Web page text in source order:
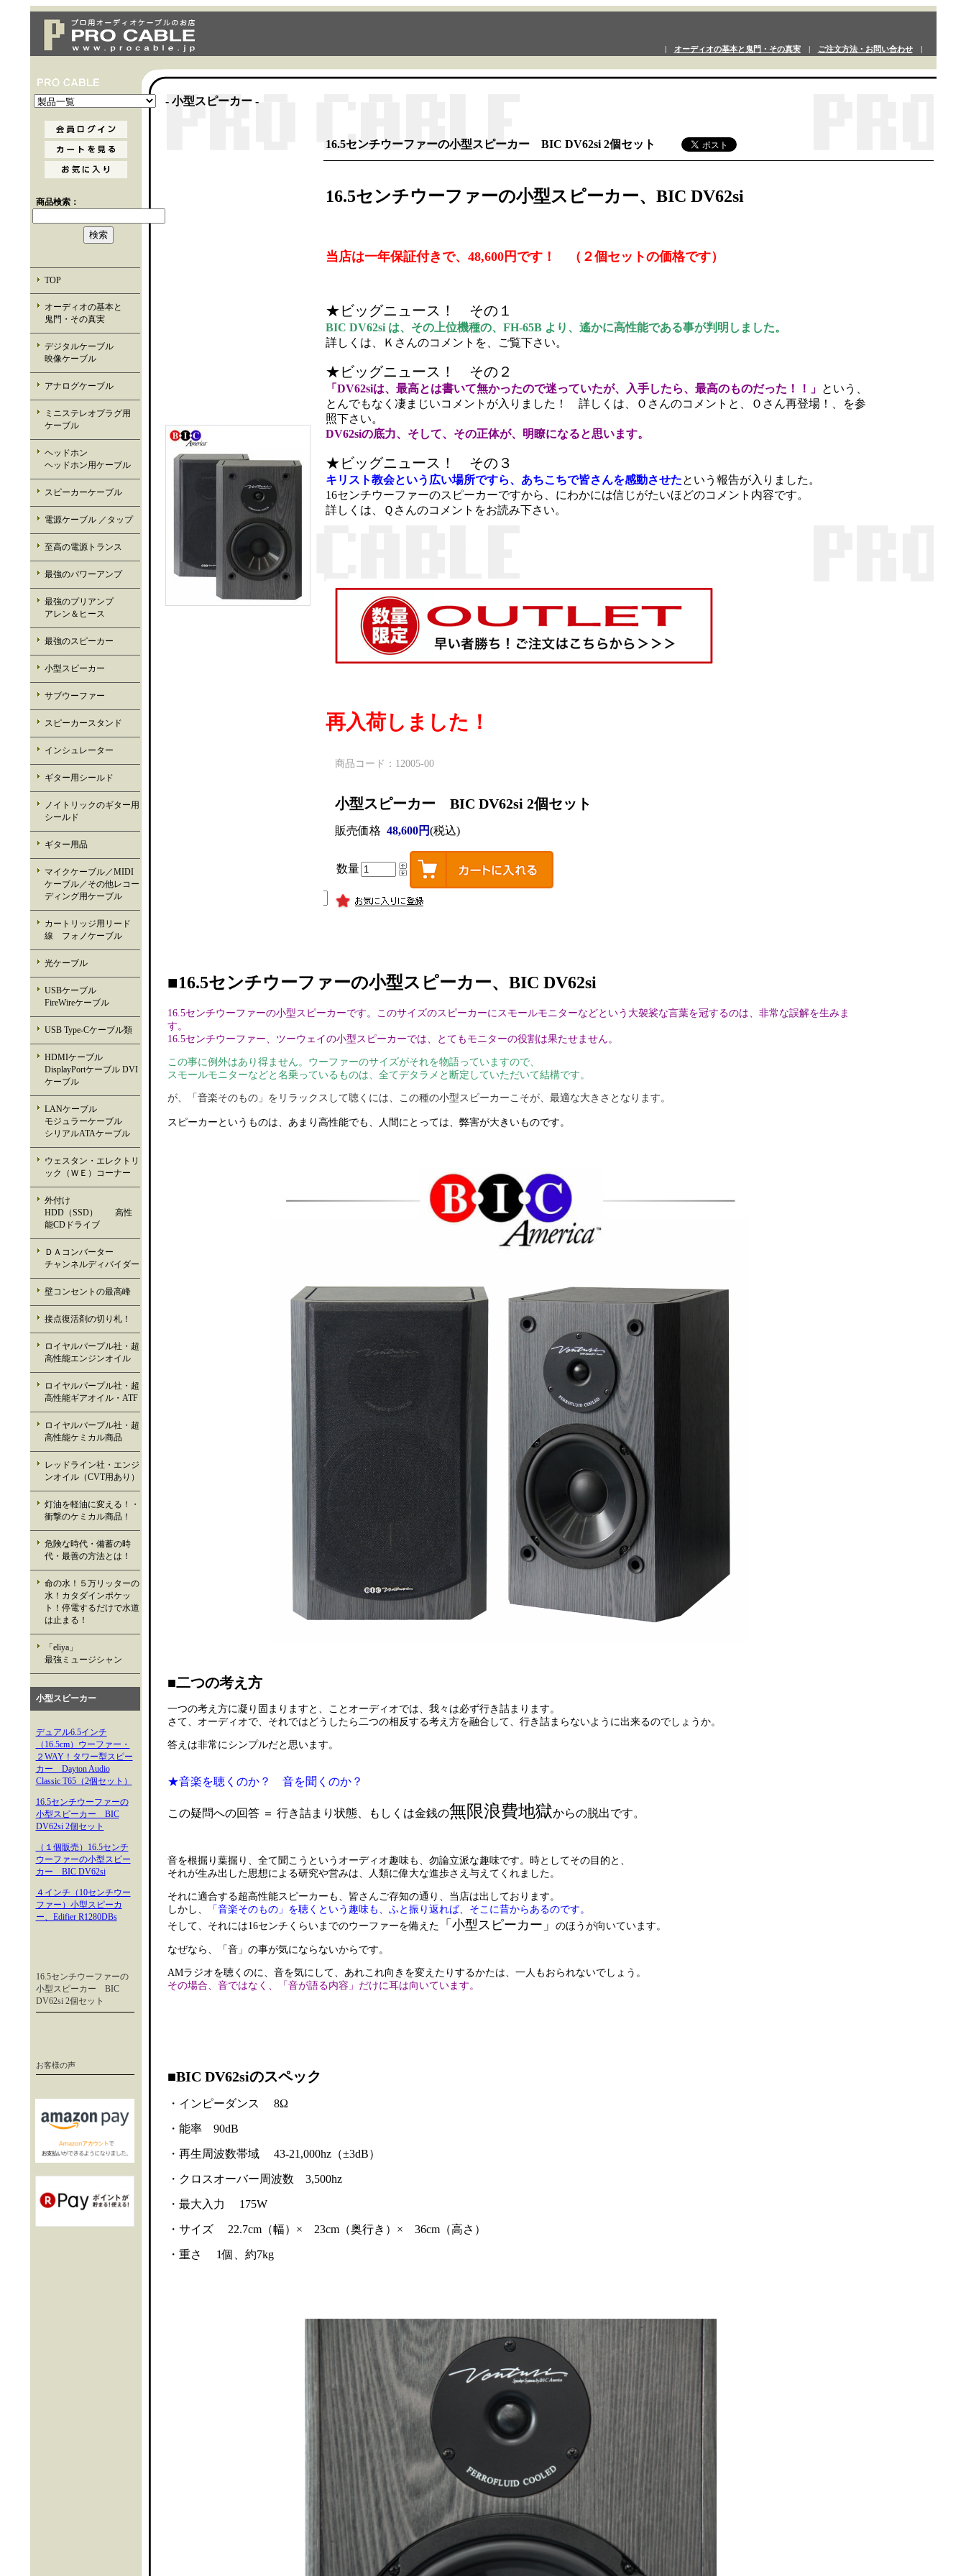
オーディオの基本と鬼門・その真実| ご注文方法・お問い合わせ|
商品検索：
TOP
オーディオの基本と
鬼門・その真実
デジタルケーブル
映像ケーブル
アナログケーブル
ミニステレオプラグ用
ケーブル
ヘッドホン
ヘッドホン用ケーブル
スピーカーケーブル
電源ケーブル ／タップ
至高の電源トランス
最強のパワーアンプ
最強のプリアンプ
アレン＆ヒース
最強のスピーカー
小型スピーカー
サブウーファー
スピーカースタンド
インシュレーター
ギター用シールド
ノイトリックのギター用
シールド
ギター用品
マイクケーブル／MIDI
ケーブル／その他レコー
ディング用ケーブル
カートリッジ用リード
線 フォノケーブル
光ケーブル
USBケーブル
FireWireケーブル
USB Type-Cケーブル類
HDMIケーブル
DisplayPortケーブル DVI
ケーブル
LANケーブル
モジュラーケーブル
シリアルATAケーブル
ウェスタン・エレクトリ
ック（ＷＥ）コーナー
外付け
HDD（SSD） 高性
能CDドライブ
ＤＡコンバーター
チャンネルディバイダー
壁コンセントの最高峰
接点復活剤の切り札！
ロイヤルパープル社・超
高性能エンジンオイル
ロイヤルパープル社・超
高性能ギアオイル・ATF
ロイヤルパープル社・超
高性能ケミカル商品
レッドライン社・エンジ
ンオイル（CVT用あり）
灯油を軽油に変える！・
衝撃のケミカル商品！
危険な時代・備蓄の時
代・最善の方法とは！
命の水！５万リッターの
水！カタダインポケッ
ト！停電するだけで水道
は止まる！
「eliya」
最強ミュージシャン
小型スピーカー
デュアル6.5インチ
（16.5cm）ウーファー・
２WAY！タワー型スピー
カー Dayton Audio
Classic T65（2個セット）
16.5センチウーファーの
小型スピーカー BIC
DV62si 2個セット
（１個販売）16.5センチ
ウーファーの小型スピー
カー BIC DV62si
４インチ（10センチウー
ファー）小型スピーカ
ー、Edifier R1280DBs
16.5センチウーファーの
小型スピーカー BIC
DV62si 2個セット
お客様の声
- 小型スピーカー -
16.5センチウーファーの小型スピーカー BIC DV62si 2個セット
16.5センチウーファーの小型スピーカー、BIC DV62si
当店は一年保証付きで、48,600円です！ （２個セットの価格です）
★ビッグニュース！ その１
BIC DV62si は、その上位機種の、FH-65B より、遙かに高性能である事が判明しました。
詳しくは、Ｋさんのコメントを、ご覧下さい。
★ビッグニュース！ その２
「DV62siは、最高とは書いて無かったので迷っていたが、入手したら、最高のものだった！！」 という、
とんでもなく凄まじいコメントが入りました！ 詳しくは、Ｏさんのコメントと、Ｏさん再登場！、を参
照下さい。
DV62siの底力、そして、その正体が、明瞭になると思います。
★ビッグニュース！ その３
キリスト教会という広い場所ですら、あちこちで皆さんを感動させたという報告が入りました。
16センチウーファーのスピーカーですから、にわかには信じがたいほどのコメント内容です。
詳しくは、Ｑさんのコメントをお読み下さい。
再入荷しました！
■16.5センチウーファーの小型スピーカー、BIC DV62si
16.5センチウーファーの小型スピーカーです。このサイズのスピーカーにスモールモニターなどという大袈裟な言葉を冠するのは、非常な誤解を生みま
す。
16.5センチウーファー、ツーウェイの小型スピーカーでは、とてもモニターの役割は果たせません。
この事に例外はあり得ません。ウーファーのサイズがそれを物語っていますので、
スモールモニターなどと名乗っているものは、全てデタラメと断定していただいて結構です。
が、「音楽そのもの」をリラックスして聴くには、この種の小型スピーカーこそが、最適な大きさとなります。
スピーカーというものは、あまり高性能でも、人間にとっては、弊害が大きいものです。
■二つの考え方
一つの考え方に凝り固まりますと、ことオーディオでは、我々は必ず行き詰まります。
さて、オーディオで、それではどうしたら二つの相反する考え方を融合して、行き詰まらないように出来るのでしょうか。
答えは非常にシンプルだと思います。
★音楽を聴くのか？ 音を聞くのか？
この疑問への回答 ＝ 行き詰まり状態、もしくは金銭の無限浪費地獄からの脱出です。
音を根掘り葉掘り、全て聞こうというオーディオ趣味も、勿論立派な趣味です。時としてその目的と、
それが生み出した思想による研究や営みは、人類に偉大な進歩さえ与えてくれました。
それに適合する超高性能スピーカーも、皆さんご存知の通り、当店は出しております。
しかし、
「音楽そのもの」を聴くという趣味も、ふと振り返れば、そこに昔からあるのです。
そして、それには16センチくらいまでのウーファーを備えた
「小型スピーカー」 のほうが向いています。
なぜなら、「音」の事が気にならないからです。
AMラジオを聴くのに、音を気にして、あれこれ向きを変えたりするかたは、一人もおられないでしょう。
その場合、音ではなく、「音が語る内容」だけに耳は向いています。
■BIC DV62siのスペック
・インピーダンス 8Ω
・能率 90dB
・再生周波数帯域 43-21,000hz（±3dB）
・クロスオーバー周波数 3,500hz
・最大入力 175W
・サイズ 22.7cm（幅）× 23cm（奥行き）× 36cm（高さ）
・重さ 1個、約7kg